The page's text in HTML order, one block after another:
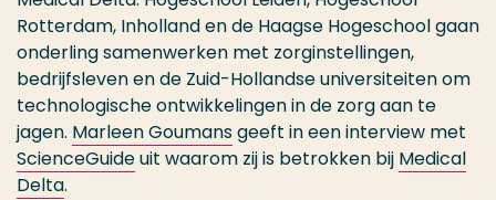
Rotterdam, Inholland en de Haagse Hogeschool gaan
onderling samenwerken met zorginstellingen,
bedrijfsleven en de Zuid-Hollandse universiteiten om
technologische ontwikkelingen in de zorg aan te
jagen. Marleen Goumansgeeft in een interview met
ScienceGuideuit waarom zij is betrokken bij Medical
Delta.